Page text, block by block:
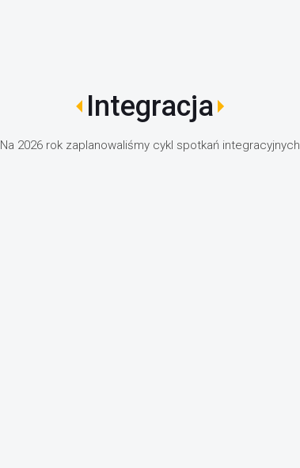
Integracja
Na 2026 rok zaplanowaliśmy cykl spotkań integracyjnych